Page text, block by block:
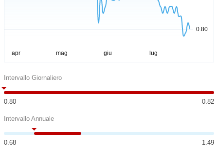
Intervallo Giornaliero
0.80 0.82
Intervallo Annuale
0.68 1.49